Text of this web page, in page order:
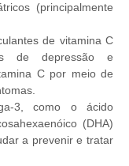
(principalmente
de vitamina C
de depressão e
C por meio de
3, como o ácido
(DHA)
a prevenir e tratar